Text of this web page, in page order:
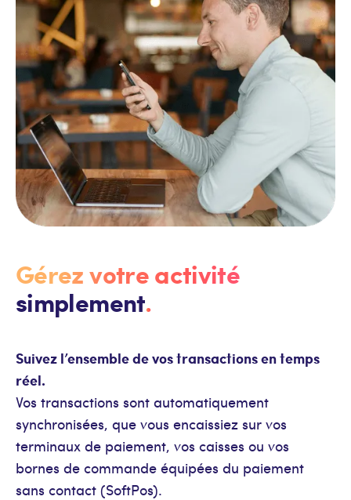
Gérez votre activité
simplement.
Suivez l’ensemble de vos transactions en temps
réel.
Vos transactions sont automatiquement
synchronisées, que vous encaissiez sur vos
terminaux de paiement, vos caisses ou vos
bornes de commande équipées du paiement
sans contact (SoftPos).